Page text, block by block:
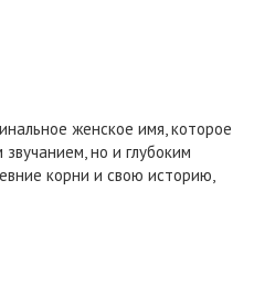
женское имя, которое
но и глубоким
корни и свою историю,